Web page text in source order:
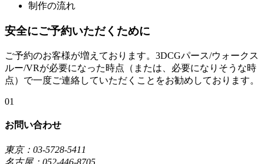
制作の流れ
安全にご予約いただくために
ご予約のお客様が増えております。3DCGパース/ウォークス
ルー/VRが必要になった時点（または、必要になりそうな時
点）で一度ご連絡していただくことをお勧めしております。
01
お問い合わせ
東京：03-5728-5411